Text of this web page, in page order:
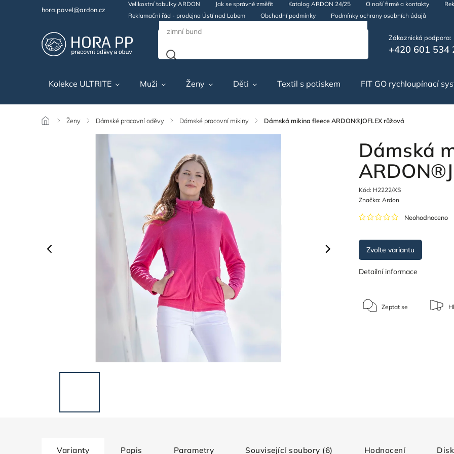
hora.pavel@ardon.cz
Velikostní tabulky ARDON Jak se správně změřit Katalog ARDON 24/25 O naší firmě a kontakty
Reklamační řád - prodejna Ústí nad Labem
Obchodní podmínky Podmínky ochrany osobních údajů
Zákaznická podpora:
+420 601 534
Kolekce ULTRITE Muži Ženy Děti Textil s potiskem FIT GO rychloupínací
/ Ženy / Dámské pracovní oděvy / Dámské pracovní mikiny / Dámská mikina fleece ARDON®JOFLEX růžová
Dámská
Kód: H2222/XS
Neohodnoceno
Značka: Ardon
Zvolte variantu
Detailní informace
Zeptat se
Varianty Popis Parametry Související soubory (6) Hodnocení